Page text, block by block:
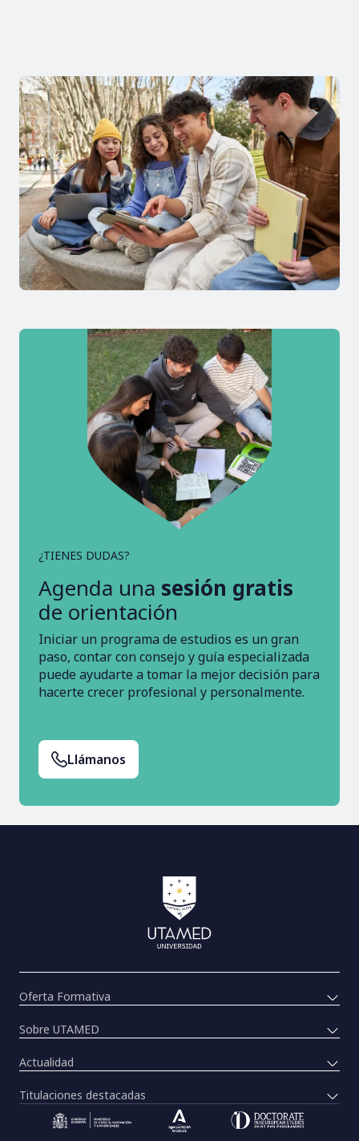
¿TIENES DUDAS?
Agenda una sesión gratis
de orientación
Iniciar un programa de estudios es un gran
paso, contar con consejo y guía especializada
puede ayudarte a tomar la mejor decisión para
hacerte crecer profesional y personalmente.
Llámanos
Oferta Formativa
Sobre UTAMED
Actualidad
Titulaciones destacadas